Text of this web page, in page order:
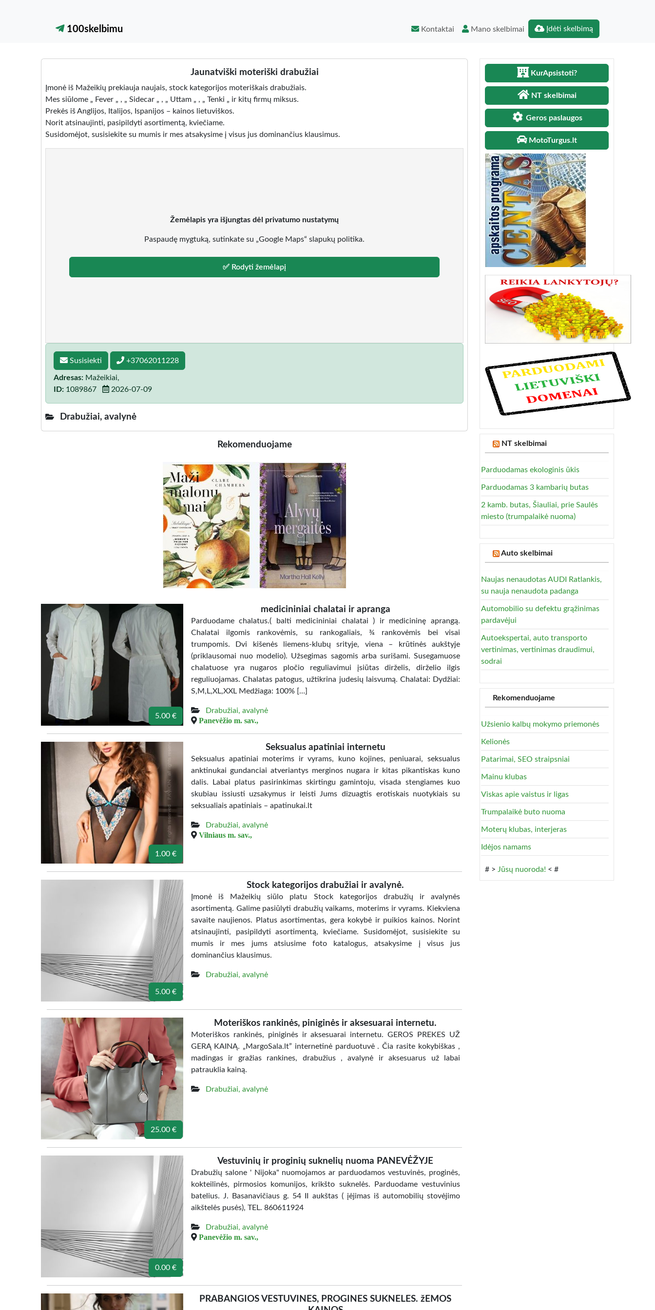
100skelbimu Kontaktai Mano skelbimai Įdėti skelbimą
Jaunatviški moteriški drabužiai
Įmonė iš Mažeikių prekiauja naujais, stock kategorijos moteriškais drabužiais.
Mes siūlome „ Fever „ , „ Sidecar „ , „ Uttam „ , „ Tenki „ ir kitų firmų miksus.
Prekės iš Anglijos, Italijos, Ispanijos – kainos lietuviškos.
Norit atsinaujinti, pasipildyti asortimentą, kviečiame.
Susidomėjot, susisiekite su mumis ir mes atsakysime į visus jus dominančius klausimus.
Žemėlapis yra išjungtas dėl privatumo nustatymų
Paspaudę mygtuką, sutinkate su „Google Maps“ slapukų politika.
✅ Rodyti žemėlapį
Susisiekti +37062011228
Adresas: Mažeikiai,
ID: 1089867 2026-07-09
Drabužiai, avalynė
Rekomenduojame
5.00 €
medicininiai chalatai ir apranga
Parduodame chalatus.( balti medicininiai chalatai ) ir medicininę aprangą.
Chalatai ilgomis rankovėmis, su rankogaliais, ¾ rankovėmis bei visai
trumpomis. Dvi kišenės liemens-klubų srityje, viena – krūtinės aukštyje
(priklausomai nuo modelio). Užsegimas sagomis arba surišami. Susegamuose
chalatuose yra nugaros pločio reguliavimui įsiūtas dirželis, dirželio ilgis
reguliuojamas. Chalatas patogus, užtikrina judesių laisvumą. Chalatai: Dydžiai:
S,M,L,XL,XXL Medžiaga: 100% […]
Drabužiai, avalynė
Panevėžio m. sav.,
1.00 €
Seksualus apatiniai internetu
Seksualus apatiniai moterims ir vyrams, kuno kojines, peniuarai, seksualus
anktinukai gundanciai atveriantys merginos nugara ir kitas pikantiskas kuno
dalis. Labai platus pasirinkimas skirtingu gamintoju, visada stengiames kuo
skubiau issiusti uzsakymus ir leisti Jums dizuagtis erotiskais nuotykiais su
seksualiais apatiniais – apatinukai.lt
Drabužiai, avalynė
Vilniaus m. sav.,
5.00 €
Stock kategorijos drabužiai ir avalynė.
Įmonė iš Mažeikių siūlo platu Stock kategorijos drabužių ir avalynės
asortimentą. Galime pasiūlyti drabužių vaikams, moterims ir vyrams. Kiekviena
savaite naujienos. Platus asortimentas, gera kokybė ir puikios kainos. Norint
atsinaujinti, pasipildyti asortimentą, kviečiame. Susidomėjot, susisiekite su
mumis ir mes jums atsiusime foto katalogus, atsakysime į visus jus
dominančius klausimus.
Drabužiai, avalynė
25.00 €
Moteriškos rankinės, piniginės ir aksesuarai internetu.
Moteriškos rankinės, piniginės ir aksesuarai internetu. GEROS PREKES UŽ
GERĄ KAINĄ. „MargoSala.lt” internetinė parduotuvė . Čia rasite kokybiškas ,
madingas ir gražias rankines, drabužius , avalynė ir aksesuarus už labai
patrauklia kainą.
Drabužiai, avalynė
0.00 €
Vestuvinių ir proginių suknelių nuoma PANEVĖŽYJE
Drabužių salone ' Nijoka" nuomojamos ar parduodamos vestuvinės, proginės,
kokteilinės, pirmosios komunijos, krikšto suknelės. Parduodame vestuvinius
batelius. J. Basanavičiaus g. 54 II aukštas ( įėjimas iš automobilių stovėjimo
aikštelės pusės), TEL. 860611924
Drabužiai, avalynė
Panevėžio m. sav.,
PRABANGIOS VESTUVINES, PROGINES SUKNELES. žEMOS
KurApsistoti?
NT skelbimai
Geros paslaugos
MotoTurgus.lt
NT skelbimai
Parduodamas ekologinis ūkis
Parduodamas 3 kambarių butas
2 kamb. butas, Šiauliai, prie Saulės
miesto (trumpalaikė nuoma)
Auto skelbimai
Naujas nenaudotas AUDI Ratlankis,
su nauja nenaudota padanga
Automobilio su defektu grąžinimas
pardavėjui
Autoekspertai, auto transporto
vertinimas, vertinimas draudimui,
sodrai
Rekomenduojame
Užsienio kalbų mokymo priemonės
Kelionės
Patarimai, SEO straipsniai
Mainu klubas
Viskas apie vaistus ir ligas
Trumpalaikė buto nuoma
Moterų klubas, interjeras
Idėjos namams
# > Jūsų nuoroda! < #